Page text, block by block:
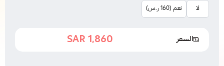
لا نعم (160 ر.س)
السعر 1,860 SAR